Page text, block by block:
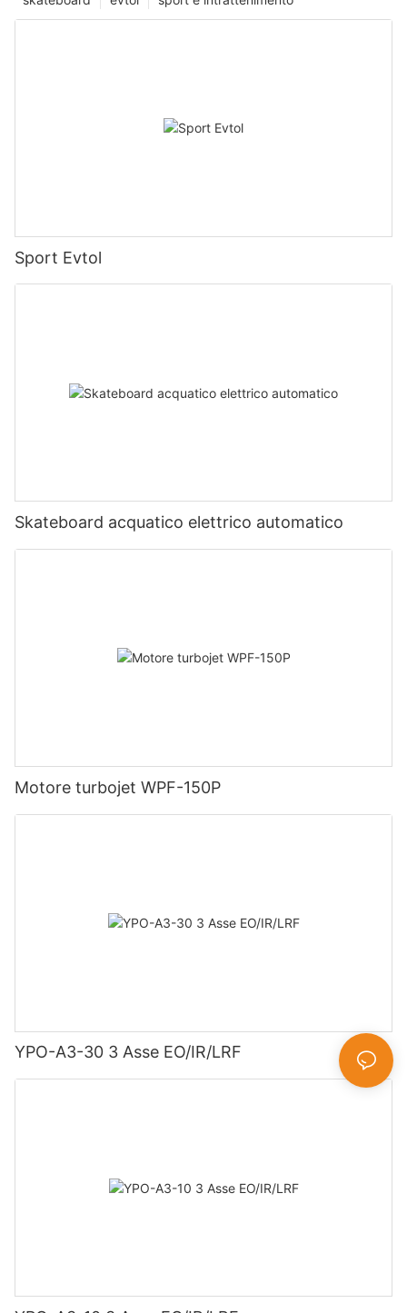
Sport Evtol
Skateboard acquatico elettrico automatico
Motore turbojet WPF-150P
YPO-A3-30 3 Asse EO/IR/LRF